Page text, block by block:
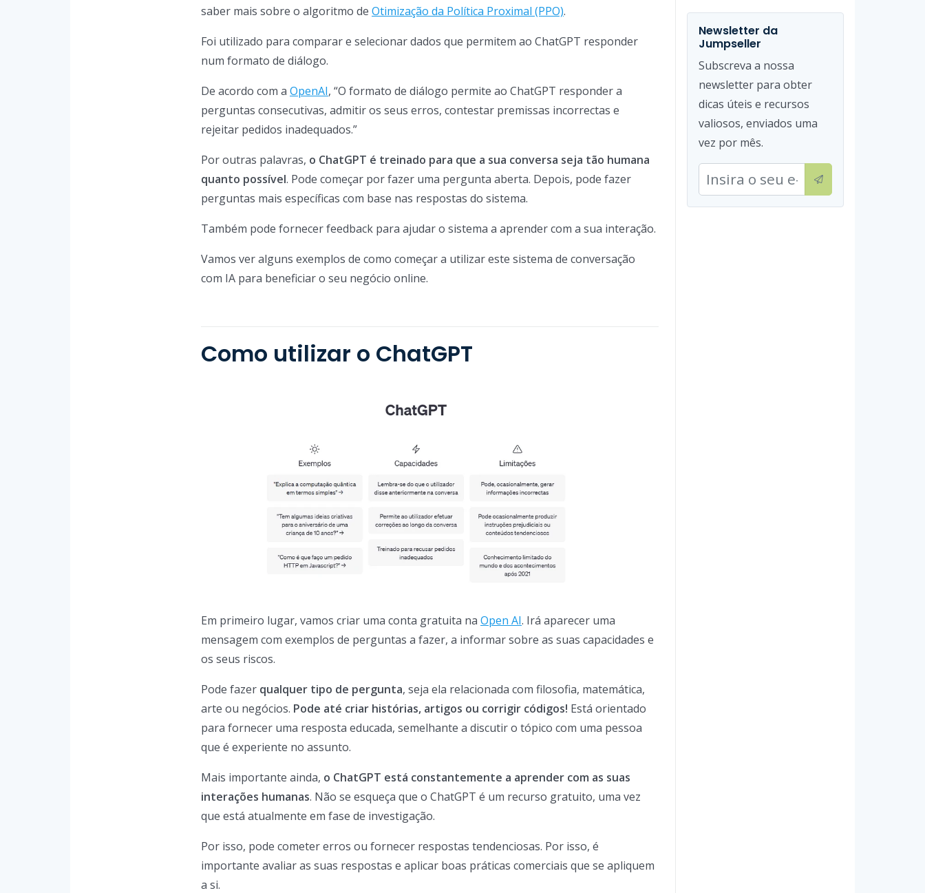
saber mais sobre o algoritmo de Otimização da Política Proximal (PPO).
Foi utilizado para comparar e selecionar dados que permitem ao ChatGPT responder
num formato de diálogo.
De acordo com a OpenAI, “O formato de diálogo permite ao ChatGPT responder a
perguntas consecutivas, admitir os seus erros, contestar premissas incorrectas e
rejeitar pedidos inadequados.”
Por outras palavras, o ChatGPT é treinado para que a sua conversa seja tão humana
quanto possível. Pode começar por fazer uma pergunta aberta. Depois, pode fazer
perguntas mais específicas com base nas respostas do sistema.
Também pode fornecer feedback para ajudar o sistema a aprender com a sua interação.
Vamos ver alguns exemplos de como começar a utilizar este sistema de conversação
com IA para beneficiar o seu negócio online.
Como utilizar o ChatGPT
Em primeiro lugar, vamos criar uma conta gratuita na Open AI. Irá aparecer uma
mensagem com exemplos de perguntas a fazer, a informar sobre as suas capacidades e
os seus riscos.
Pode fazer qualquer tipo de pergunta, seja ela relacionada com filosofia, matemática,
arte ou negócios. Pode até criar histórias, artigos ou corrigir códigos! Está orientado
para fornecer uma resposta educada, semelhante a discutir o tópico com uma pessoa
que é experiente no assunto.
Mais importante ainda, o ChatGPT está constantemente a aprender com as suas
interações humanas. Não se esqueça que o ChatGPT é um recurso gratuito, uma vez
que está atualmente em fase de investigação.
Por isso, pode cometer erros ou fornecer respostas tendenciosas. Por isso, é
importante avaliar as suas respostas e aplicar boas práticas comerciais que se apliquem
a si.
Newsletter da
Jumpseller
Subscreva a nossa
newsletter para obter
dicas úteis e recursos
valiosos, enviados uma
vez por mês.